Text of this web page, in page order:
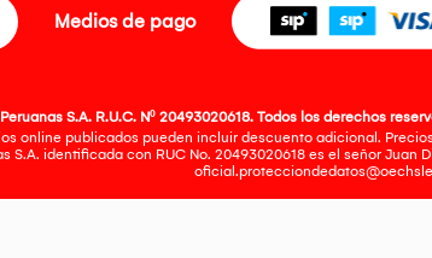
Medios de pago
S.A. R.U.C. Nº 20493020618. Todos los derechos
online publicados pueden incluir descuento adicional.
identificada con RUC No. 20493020618 es el señor